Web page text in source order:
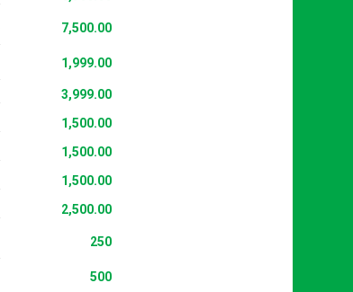
7,500.00
1,999.00
3,999.00
1,500.00
1,500.00
1,500.00
2,500.00
250
500